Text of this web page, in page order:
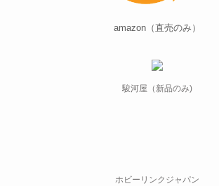
amazon（直売のみ）
駿河屋（新品のみ)
ホビーリンクジャパン